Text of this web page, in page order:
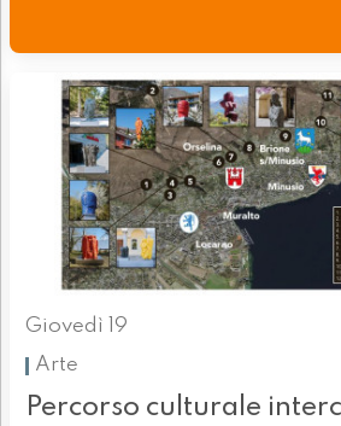
Giovedì 19
Arte
Percorso culturale